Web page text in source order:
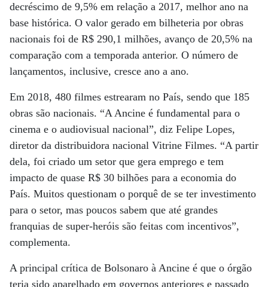
decréscimo de 9,5% em relação a 2017, melhor ano na
base histórica. O valor gerado em bilheteria por obras
nacionais foi de R$ 290,1 milhões, avanço de 20,5% na
comparação com a temporada anterior. O número de
lançamentos, inclusive, cresce ano a ano.
Em 2018, 480 filmes estrearam no País, sendo que 185
obras são nacionais. “A Ancine é fundamental para o
cinema e o audiovisual nacional”, diz Felipe Lopes,
diretor da distribuidora nacional Vitrine Filmes. “A partir
dela, foi criado um setor que gera emprego e tem
impacto de quase R$ 30 bilhões para a economia do
País. Muitos questionam o porquê de se ter investimento
para o setor, mas poucos sabem que até grandes
franquias de super-heróis são feitas com incentivos”,
complementa.
A principal crítica de Bolsonaro à Ancine é que o órgão
teria sido aparelhado em governos anteriores e passado